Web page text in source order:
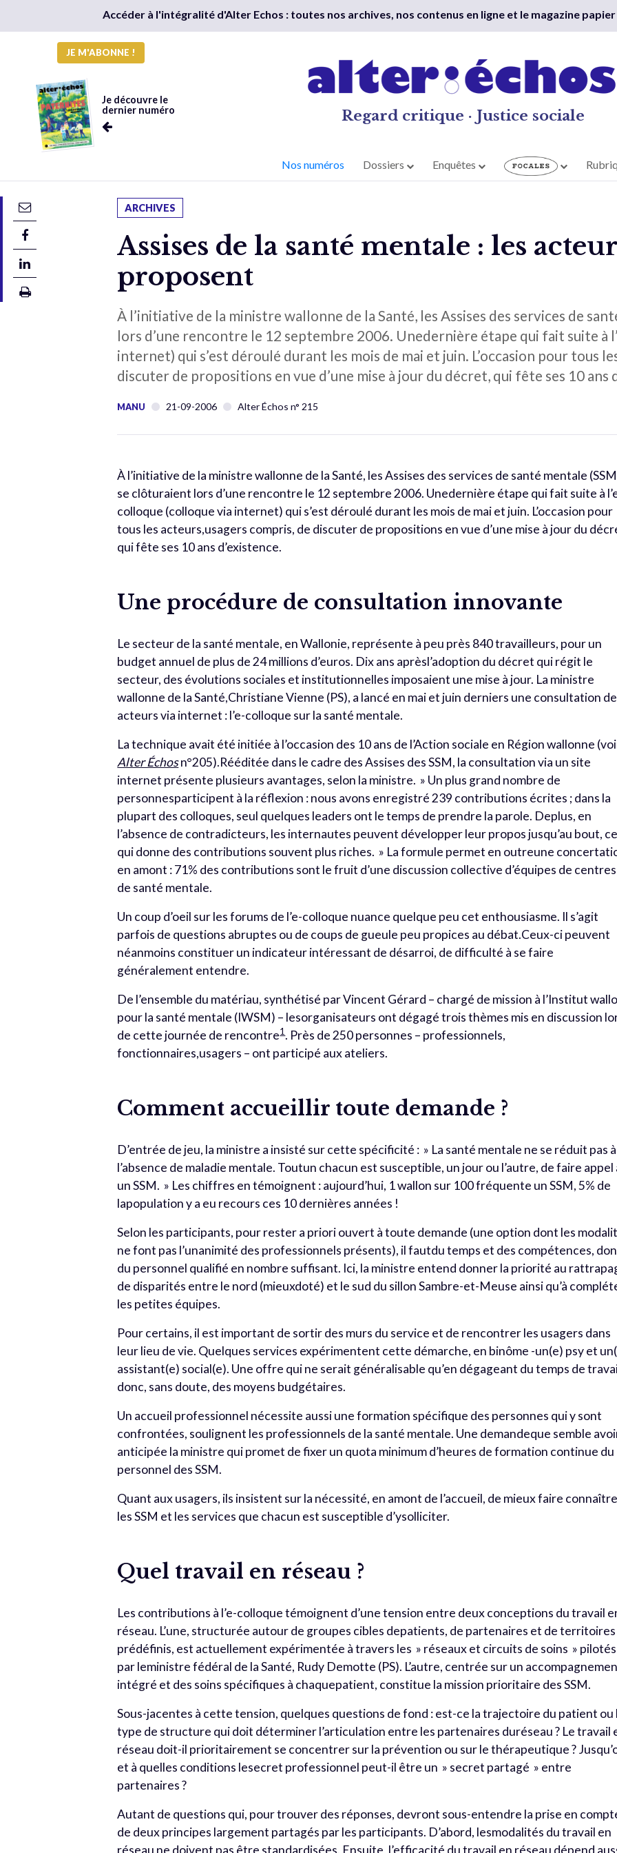
Accéder à l'intégralité d'Alter Echos : toutes nos archives, nos contenus en ligne et le magazine papier
JE M'ABONNE !
Je découvre le
dernier numéro
Regard critique · Justice sociale
Nos numéros Dossiers Enquêtes
ARCHIVES
Assises de la santé mentale : les
proposent
À l’initiative de la ministre wallonne de la Santé, les Assises des services de
lors d’une rencontre le 12 septembre 2006. Unedernière étape qui fait suite à
internet) qui s’est déroulé durant les mois de mai et juin. L’occasion pour tous
discuter de propositions en vue d’une mise à jour du décret, qui fête ses 10 ans
MANU 21-09-2006 Alter Échos n° 215
À l’initiative de la ministre wallonne de la Santé, les Assises des services de santé mentale
se clôturaient lors d’une rencontre le 12 septembre 2006. Unedernière étape qui fait suite à
colloque (colloque via internet) qui s’est déroulé durant les mois de mai et juin. L’occasion pour
tous les acteurs,usagers compris, de discuter de propositions en vue d’une mise à jour du
qui fête ses 10 ans d’existence.
Une procédure de consultation innovante
Le secteur de la santé mentale, en Wallonie, représente à peu près 840 travailleurs, pour un
budget annuel de plus de 24 millions d’euros. Dix ans aprèsl’adoption du décret qui régit le
secteur, des évolutions sociales et institutionnelles imposaient une mise à jour. La ministre
wallonne de la Santé,Christiane Vienne (PS), a lancé en mai et juin derniers une consultation
acteurs via internet : l’e-colloque sur la santé mentale.
La technique avait été initiée à l’occasion des 10 ans de l’Action sociale en Région wallonne
Alter Échosn°205).Rééditée dans le cadre des Assises des SSM, la consultation via un site
internet présente plusieurs avantages, selon la ministre. » Un plus grand nombre de
personnesparticipent à la réflexion : nous avons enregistré 239 contributions écrites ; dans la
plupart des colloques, seul quelques leaders ont le temps de prendre la parole. Deplus, en
l’absence de contradicteurs, les internautes peuvent développer leur propos jusqu’au bout, ce
qui donne des contributions souvent plus riches. » La formule permet en outreune
en amont : 71% des contributions sont le fruit d’une discussion collective d’équipes de centres
de santé mentale.
Un coup d’oeil sur les forums de l’e-colloque nuance quelque peu cet enthousiasme. Il s’agit
parfois de questions abruptes ou de coups de gueule peu propices au débat.Ceux-ci peuvent
néanmoins constituer un indicateur intéressant de désarroi, de difficulté à se faire
généralement entendre.
De l’ensemble du matériau, synthétisé par Vincent Gérard – chargé de mission à l’Institut
pour la santé mentale (IWSM) – lesorganisateurs ont dégagé trois thèmes mis en discussion
de cette journée de rencontre1. Près de 250 personnes – professionnels,
fonctionnaires,usagers – ont participé aux ateliers.
Comment accueillir toute demande ?
D’entrée de jeu, la ministre a insisté sur cette spécificité : » La santé mentale ne se réduit pas à
l’absence de maladie mentale. Toutun chacun est susceptible, un jour ou l’autre, de faire appel
un SSM. » Les chiffres en témoignent : aujourd’hui, 1 wallon sur 100 fréquente un SSM, 5% de
lapopulation y a eu recours ces 10 dernières années !
Selon les participants, pour rester a priori ouvert à toute demande (une option dont les
ne font pas l’unanimité des professionnels présents), il fautdu temps et des compétences,
du personnel qualifié en nombre suffisant. Ici, la ministre entend donner la priorité au
de disparités entre le nord (mieuxdoté) et le sud du sillon Sambre-et-Meuse ainsi qu’à
les petites équipes.
Pour certains, il est important de sortir des murs du service et de rencontrer les usagers dans
leur lieu de vie. Quelques services expérimentent cette démarche, en binôme -un(e) psy et
assistant(e) social(e). Une offre qui ne serait généralisable qu’en dégageant du temps de
donc, sans doute, des moyens budgétaires.
Un accueil professionnel nécessite aussi une formation spécifique des personnes qui y sont
confrontées, soulignent les professionnels de la santé mentale. Une demandeque semble
anticipée la ministre qui promet de fixer un quota minimum d’heures de formation continue du
personnel des SSM.
Quant aux usagers, ils insistent sur la nécessité, en amont de l’accueil, de mieux faire connaître
les SSM et les services que chacun est susceptible d’ysolliciter.
Quel travail en réseau ?
Les contributions à l’e-colloque témoignent d’une tension entre deux conceptions du travail
réseau. L’une, structurée autour de groupes cibles depatients, de partenaires et de territoires
prédéfinis, est actuellement expérimentée à travers les » réseaux et circuits de soins » pilotés
par leministre fédéral de la Santé, Rudy Demotte (PS). L’autre, centrée sur un
intégré et des soins spécifiques à chaquepatient, constitue la mission prioritaire des SSM.
Sous-jacentes à cette tension, quelques questions de fond : est-ce la trajectoire du patient ou
type de structure qui doit déterminer l’articulation entre les partenaires duréseau ? Le travail
réseau doit-il prioritairement se concentrer sur la prévention ou sur le thérapeutique ?
et à quelles conditions lesecret professionnel peut-il être un » secret partagé » entre
partenaires ?
Autant de questions qui, pour trouver des réponses, devront sous-entendre la prise en
de deux principes largement partagés par les participants. D’abord, lesmodalités du travail en
réseau ne doivent pas être standardisées. Ensuite, l’efficacité du travail en réseau dépend